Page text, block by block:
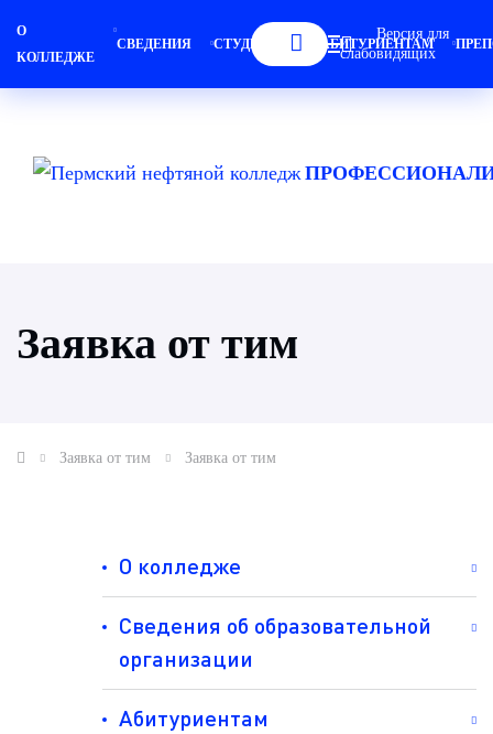
О
КОЛЛЕДЖЕ
СВЕДЕНИЯ СТУДЕНТАМ АБИТУРИЕНТАМ
Версия для
слабовидящих
Заявка от тим
Заявка от тим Заявка от тим
О колледже
Сведения об образовательной
организации
Абитуриентам